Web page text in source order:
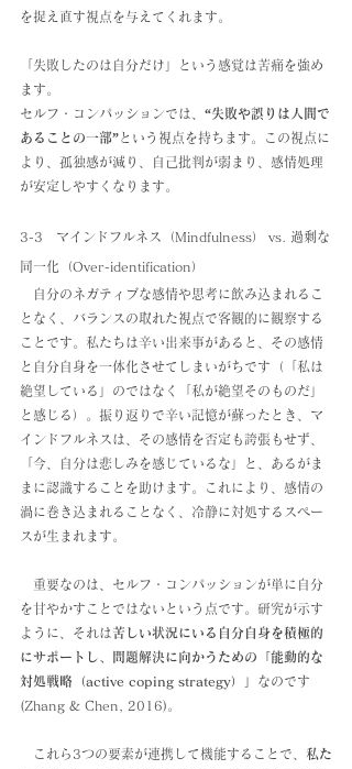
を捉え直す視点を与えてくれます。
「失敗したのは自分だけ」という感覚は苦痛を強め
ます。
セルフ・コンパッションでは、 “失敗や誤りは人間で
あることの一部”という視点を持ちます。この視点に
より、孤独感が減り、自己批判が弱まり、感情処理
が安定しやすくなります。
3-3　マインドフルネス（Mindfulness） vs. 過剰な
同一化（Over-identification）
自分のネガティブな感情や思考に飲み込まれるこ
となく、バランスの取れた視点で客観的に観察する
ことです。私たちは辛い出来事があると、その感情
と自分自身を一体化させてしまいがちです（「私は
絶望している」のではなく「私が絶望そのものだ」
と感じる）。振り返りで辛い記憶が蘇ったとき、マ
インドフルネスは、その感情を否定も誇張もせず、
「今、自分は悲しみを感じているな」と、あるがま
まに認識することを助けます。これにより、感情の
渦に巻き込まれることなく、冷静に対処するスペー
スが生まれます。
重要なのは、セルフ・コンパッションが単に自分
を甘やかすことではないという点です。研究が示す
ように、それは 苦しい状況にいる自分自身を積極的
にサポートし、問題解決に向かうための「能動的な
対処戦略（active coping strategy）」 なのです
(Zhang & Chen, 2016)。
これら3つの要素が連携して機能することで、 私た